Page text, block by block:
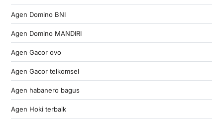
Agen Domino BNI
Agen Domino MANDIRI
Agen Gacor ovo
Agen Gacor telkomsel
Agen habanero bagus
Agen Hoki terbaik